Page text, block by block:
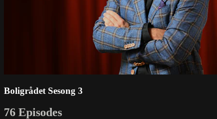
Boligrådet Sesong 3
76 Episodes